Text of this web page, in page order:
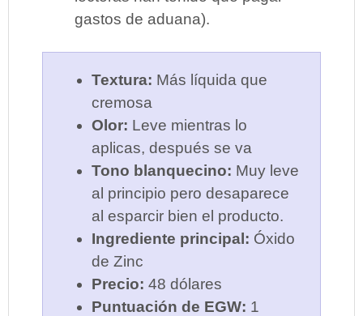
gastos de aduana).
Textura: Más líquida que
cremosa
Olor: Leve mientras lo
aplicas, después se va
Tono blanquecino: Muy leve
al principio pero desaparece
al esparcir bien el producto.
Ingrediente principal: Óxido
de Zinc
Precio: 48 dólares
Puntuación de EGW: 1